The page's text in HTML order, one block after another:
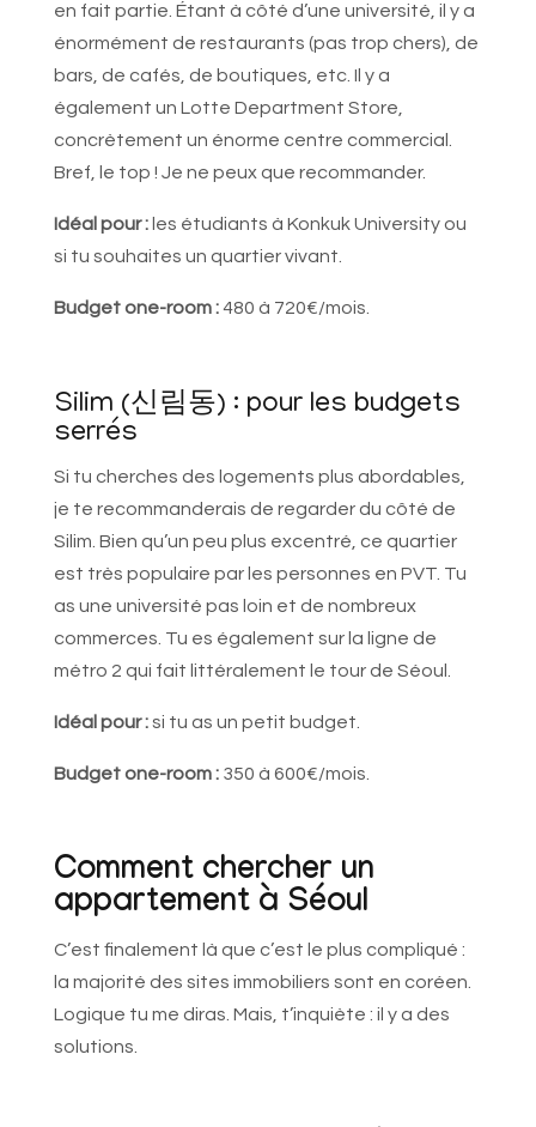
en fait partie. Étant à côté d’une université, il y a
énormément de restaurants (pas trop chers), de
bars, de cafés, de boutiques, etc. Il y a
également un Lotte Department Store,
concrètement un énorme centre commercial.
Bref, le top ! Je ne peux que recommander.
Idéal pour :les étudiants à Konkuk University ou
si tu souhaites un quartier vivant.
Budget one-room :480 à 720€/mois.
Silim (신림동) : pour les budgets
serrés
Si tu cherches des logements plus abordables,
je te recommanderais de regarder du côté de
Silim. Bien qu’un peu plus excentré, ce quartier
est très populaire par les personnes en PVT. Tu
as une université pas loin et de nombreux
commerces. Tu es également sur la ligne de
métro 2 qui fait littéralement le tour de Séoul.
Idéal pour :si tu as un petit budget.
Budget one-room :350 à 600€/mois.
Comment chercher un
appartement à Séoul
C’est finalement là que c’est le plus compliqué :
la majorité des sites immobiliers sont en coréen.
Logique tu me diras. Mais, t’inquiète : il y a des
solutions.